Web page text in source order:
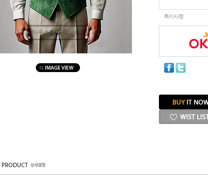
마우스를 올려보세요
특이사항